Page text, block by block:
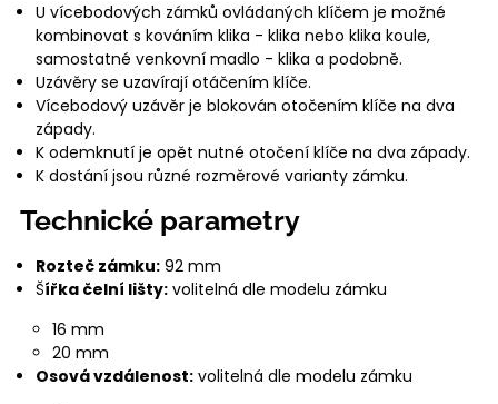
U vícebodových zámků ovládaných klíčem je možné
kombinovat s kováním klika - klika nebo klika koule,
samostatné venkovní madlo - klika a podobně.
Uzávěry se uzavírají otáčením klíče.
Vícebodový uzávěr je blokován otočením klíče na dva
západy.
K odemknutí je opět nutné otočení klíče na dva západy.
K dostání jsou různé rozměrové varianty zámku.
Technické parametry
Rozteč zámku: 92 mm
Šířka čelní lišty: volitelná dle modelu zámku
16 mm
20 mm
Osová vzdálenost: volitelná dle modelu zámku